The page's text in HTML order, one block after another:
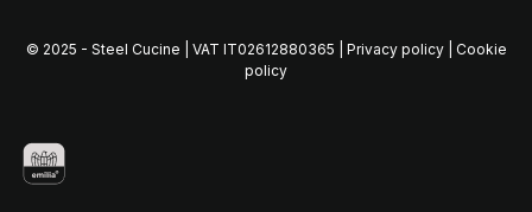
© 2025 - Steel Cucine | VAT IT02612880365 | Privacy policy| Cookie
policy